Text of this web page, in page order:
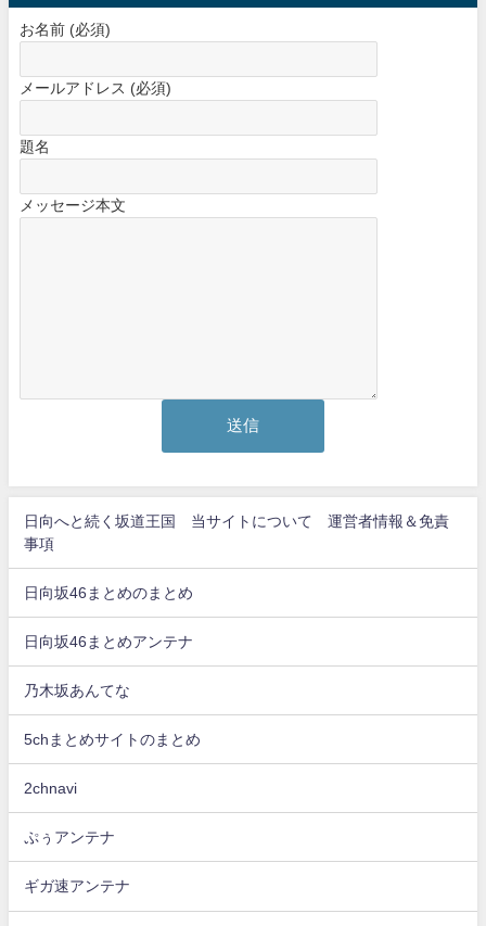
お名前 (必須)
メールアドレス (必須)
題名
メッセージ本文
日向へと続く坂道王国 当サイトについて 運営者情報＆免責
事項
日向坂46まとめのまとめ
日向坂46まとめアンテナ
乃木坂あんてな
5chまとめサイトのまとめ
2chnavi
ぷぅアンテナ
ギガ速アンテナ